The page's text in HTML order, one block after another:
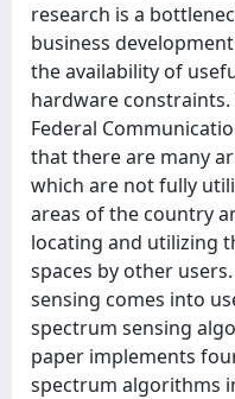
research is a
business
the availability of
hardware
Federal
that there are many
which are not fully
areas of the country
locating and utilizing
spaces by other
sensing comes into
spectrum sensing
paper implements
spectrum algorithms